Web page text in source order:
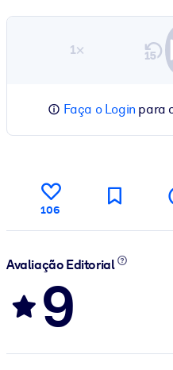
1×
Faça o Login para
106
Avaliação Editorial
9